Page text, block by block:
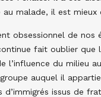
malade, il est
obsessionnel de
fait oublier que
du milieu
auquel il
issus de